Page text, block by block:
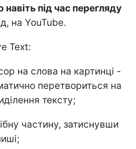
під час перегляду
на YouTube.
Text:
на слова на картинці -
перетвориться на
тексту;
частину, затиснувши